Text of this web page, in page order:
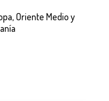
Oriente Medio y